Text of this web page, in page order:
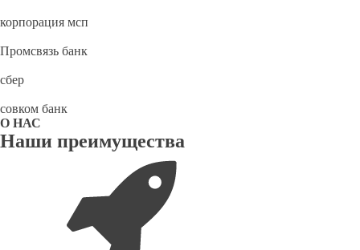
корпорация мсп
Промсвязь банк
сбер
совком банк
О НАС
Наши преимущества